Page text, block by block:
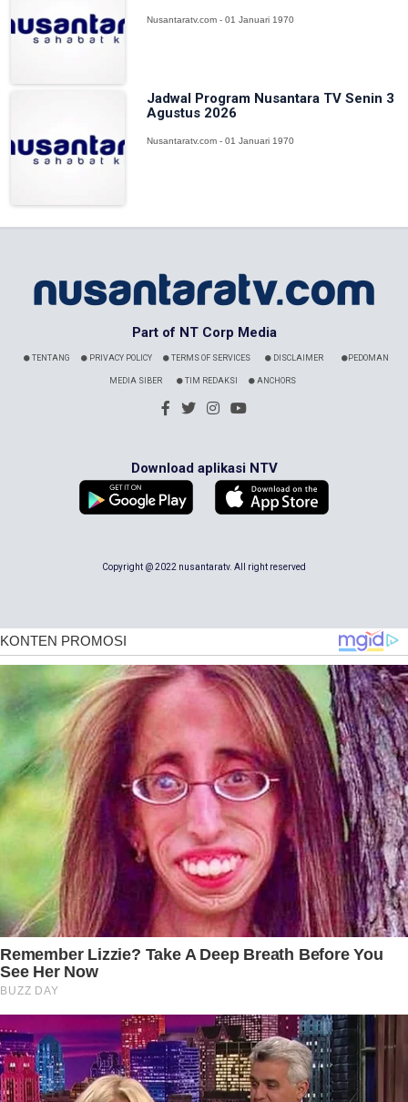
Nusantaratv.com - 01 Januari 1970
Jadwal Program Nusantara TV Senin 3
Agustus 2026
Nusantaratv.com - 01 Januari 1970
Part of NT Corp Media
TENTANG PRIVACY POLICY TERMS OF SERVICES DISCLAIMER PEDOMAN
MEDIA SIBER TIM REDAKSI ANCHORS
Download aplikasi NTV
Copyright @ 2022 nusantaratv. All right reserved